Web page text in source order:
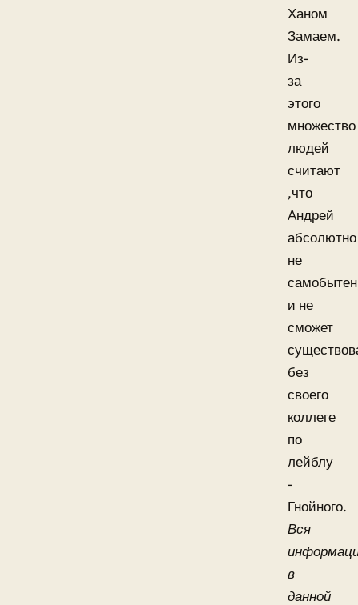
Ханом
Замаем.
Из-
за
этого
множество
людей
считают
,что
Андрей
абсолютно
не
и не
сможет
без
своего
коллеге
по
лейблу
-
Гнойного.
Вся
в
данной